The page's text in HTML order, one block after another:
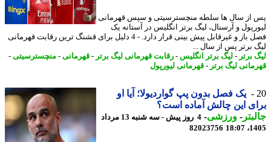
از سال ها سلطه منچسترسیتی و سپس قهرمانی
و آرسنال، لیگ برتر انگلیس در آستانه یک
فصل باز و غیرقابل پیش بینی قرار دارد. - 4 دلیل برای قشنگ ترین رقابت قهرمانی
برتر پس از سال ...
برتر - لیگ برتر انگلیس-رقابت قهرمانی لیگ برتر - قهرمانی-منچسترسیتی-
لیگ برتر - قهرمانی لیورپول
یک فصل بدون پپ گواردیولا؛ آیا او
این چالش آماده است؟
-ورزشی-
4 روز پیش - سه شنبه 13 مرداد
82023756